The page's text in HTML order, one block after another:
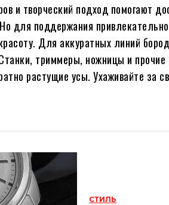
и творческий подход помогают
для поддержания
Для аккуратных линий
триммеры, ножницы и
растущие усы. Ухаживайте за
СТИЛЬ